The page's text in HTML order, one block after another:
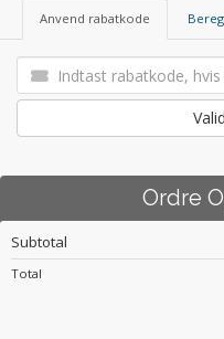
Anvend rabatkode
Ordre
Subtotal
Total